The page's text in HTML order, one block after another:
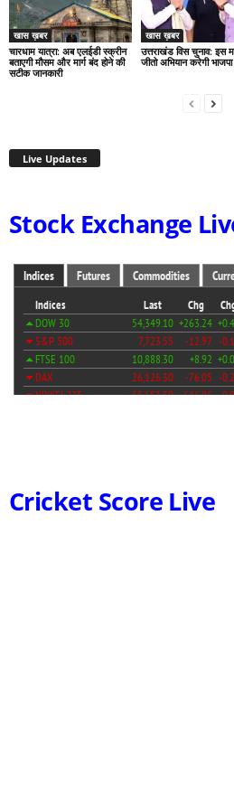
खास ख़बर
चारधाम यात्रा: अब एलईडी स्क्रीन
बताएगी मौसम और मार्ग बंद होने की
सटीक जानकारी
खास ख़बर
उत्तराखंड विस चुनाव: इस
जीतो अभियान करेगी भाजपा
Live Updates
Stock Exchange
Cricket Score Live